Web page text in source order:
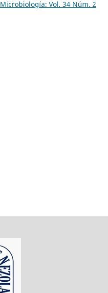
Vol. 34 Núm. 2